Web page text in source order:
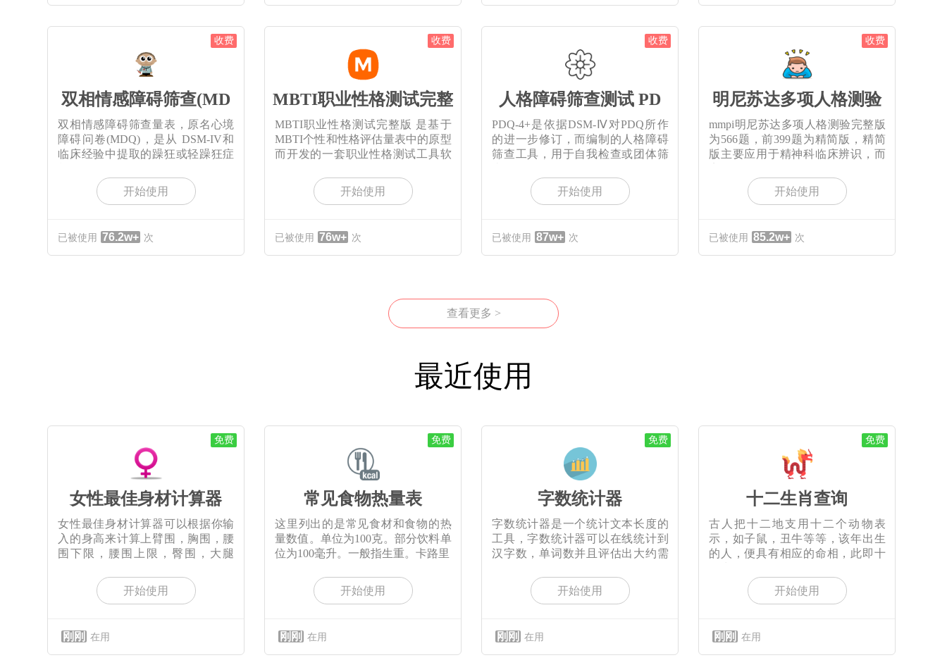
收费
双相情感障碍筛查(MD
双相情感障碍筛查量表，原名心境
障碍问卷(MDQ)，是从 DSM-IV和
临床经验中提取的躁狂或轻躁狂症
开始使用
已被使用 76.2w+ 次
收费
MBTI职业性格测试完整
MBTI职业性格测试完整版 是基于
MBTI个性和性格评估量表中的原型
而开发的一套职业性格测试工具软
开始使用
已被使用 76w+ 次
收费
人格障碍筛查测试 PD
PDQ-4+是依据DSM-Ⅳ对PDQ所作
的进一步修订，而编制的人格障碍
筛查工具，用于自我检查或团体筛
开始使用
已被使用 87w+ 次
收费
明尼苏达多项人格测验
mmpi明尼苏达多项人格测验完整版
为566题，前399题为精简版，精简
版主要应用于精神科临床辨识，而
开始使用
已被使用 85.2w+ 次
查看更多 >
最近使用
免费
女性最佳身材计算器
女性最佳身材计算器可以根据你输
入的身高来计算上臂围，胸围，腰
围下限，腰围上限，臀围，大腿
开始使用
刚刚 在用
免费
常见食物热量表
这里列出的是常见食材和食物的热
量数值。单位为100克。部分饮料单
位为100毫升。一般指生重。卡路里
开始使用
刚刚 在用
免费
字数统计器
字数统计器是一个统计文本长度的
工具，字数统计器可以在线统计到
汉字数，单词数并且评估出大约需
开始使用
刚刚 在用
免费
十二生肖查询
古人把十二地支用十二个动物表
示，如子鼠，丑牛等等，该年出生
的人，便具有相应的命相，此即十
开始使用
刚刚 在用